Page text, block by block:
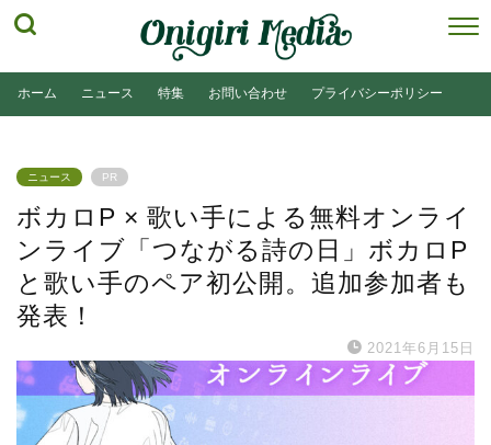
ホーム ニュース 特集 お問い合わせ プライバシーポリシー
ニュース PR
ボカロP × 歌い手による無料オンライ
ンライブ「つながる詩の日」ボカロP
と歌い手のペア初公開。追加参加者も
発表！
2021年6月15日